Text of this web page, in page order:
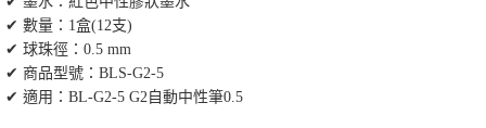
✔ 數量：1盒(12支)
✔ 球珠徑：0.5 mm
✔ 商品型號：BLS-G2-5
✔ 適用：BL-G2-5 G2自動中性筆0.5